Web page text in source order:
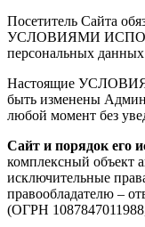
Посетитель Сайта
УСЛОВИЯМИ
персональных
Настоящие
быть изменены
любой момент без
Сайт и порядок его
комплексный объект
исключительные
правообладателю –
(ОГРН